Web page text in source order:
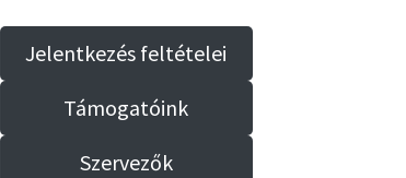
Jelentkezés feltételei
Támogatóink
Szervezők